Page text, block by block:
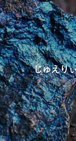
じゅえり